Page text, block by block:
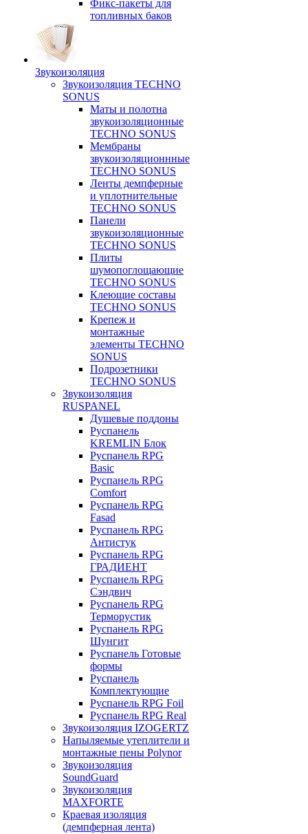
Фикс-пакеты для
топливных баков
Звукоизоляция
Звукоизоляция TECHNO
SONUS
Маты и полотна
звукоизоляционные
TECHNO SONUS
Мембраны
звукоизоляционнные
TECHNO SONUS
Ленты демпферные
и уплотнительные
TECHNO SONUS
Панели
звукоизоляционные
TECHNO SONUS
Плиты
шумопоглощающие
TECHNO SONUS
Клеющие составы
TECHNO SONUS
Крепеж и
монтажные
элементы TECHNO
SONUS
Подрозетники
TECHNO SONUS
Звукоизоляция
RUSPANEL
Душевые поддоны
Руспанель
KREMLIN Блок
Руспанель RPG
Basic
Руспанель RPG
Comfort
Руспанель RPG
Fasad
Руспанель RPG
Антистук
Руспанель RPG
ГРАДИЕНТ
Руспанель RPG
Сэндвич
Руспанель RPG
Терморустик
Руспанель RPG
Шунгит
Руспанель Готовые
формы
Руспанель
Комплектующие
Руспанель RPG Foil
Руспанель RPG Real
Звукоизоляция IZOGERTZ
Напыляемые утеплители и
монтажные пены Polynor
Звукоизоляция
SoundGuard
Звукоизоляция
MAXFORTE
Краевая изоляция
(демпферная лента)